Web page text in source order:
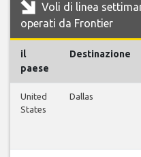
Voli di linea
operati da Frontier
il
paese
Destinazione
United
States
Dallas